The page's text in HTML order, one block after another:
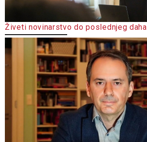
Živeti novinarstvo do poslednjeg daha